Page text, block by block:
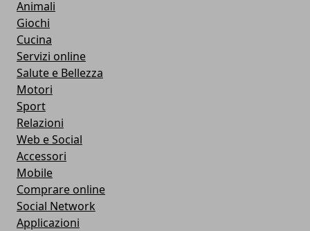
Animali
Giochi
Cucina
Servizi online
Salute e Bellezza
Motori
Sport
Relazioni
Web e Social
Accessori
Mobile
Comprare online
Social Network
Applicazioni